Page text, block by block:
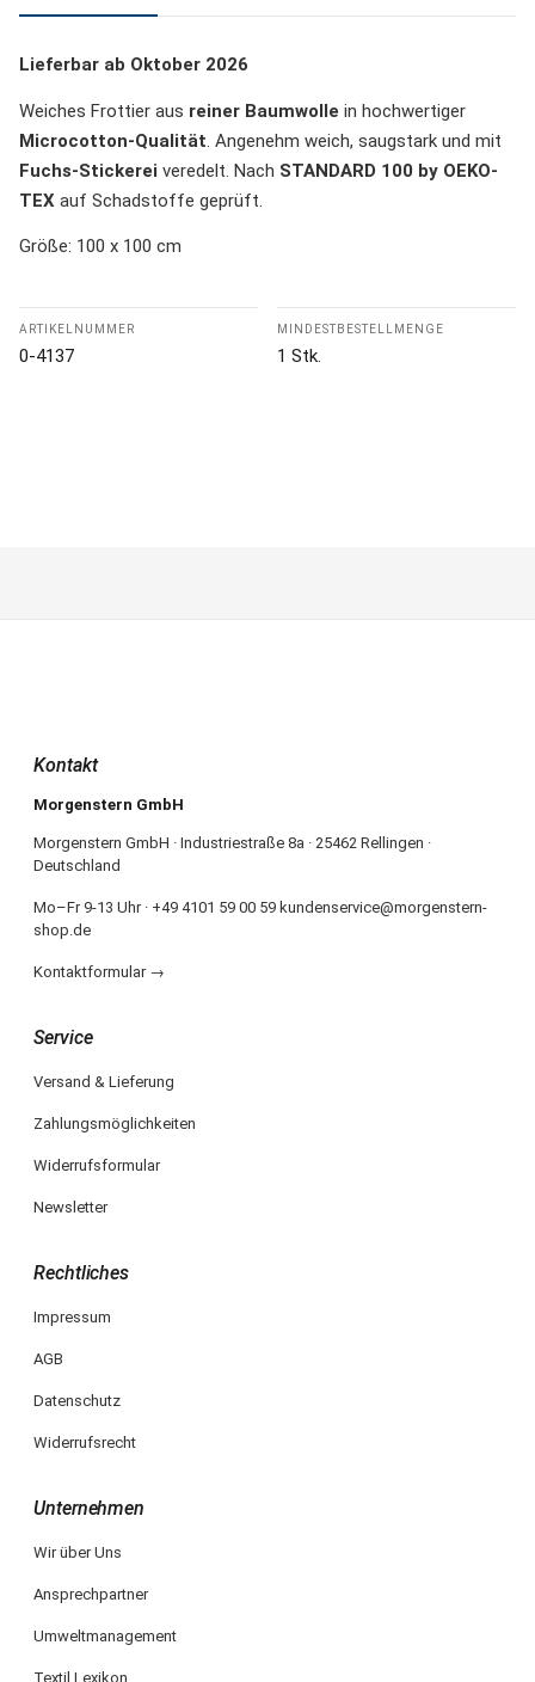
Lieferbar ab Oktober 2026
Weiches Frottier aus reiner Baumwolle in hochwertiger
Microcotton-Qualität . Angenehm weich, saugstark und mit
Fuchs-Stickerei veredelt. Nach STANDARD 100 by OEKO-
TEX auf Schadstoffe geprüft.
Größe: 100 x 100 cm
ARTIKELNUMMER
0-4137
MINDESTBESTELLMENGE
1 Stk.
Kontakt
Morgenstern GmbH
Morgenstern GmbH · Industriestraße 8a · 25462 Rellingen ·
Deutschland
Mo–Fr 9-13 Uhr · +49 4101 59 00 59 kundenservice@morgenstern-
shop.de
Kontaktformular →
Service
Versand & Lieferung
Zahlungsmöglichkeiten
Widerrufsformular
Newsletter
Rechtliches
Impressum
AGB
Datenschutz
Widerrufsrecht
Unternehmen
Wir über Uns
Ansprechpartner
Umweltmanagement
Textil Lexikon